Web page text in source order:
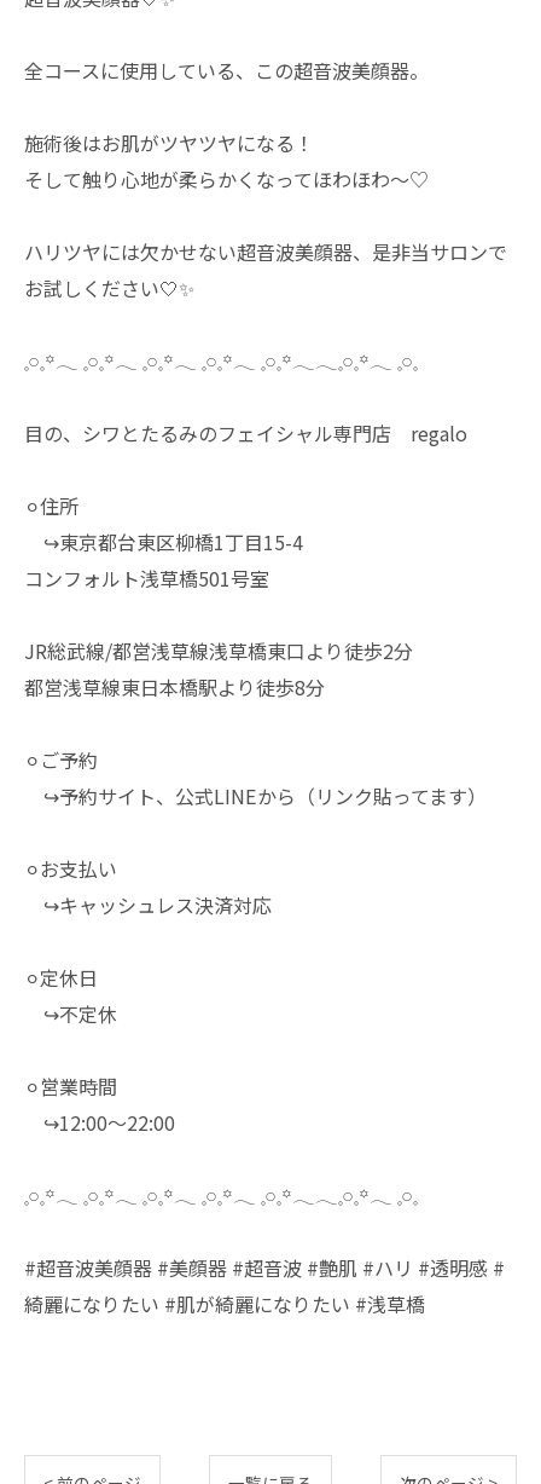
全コースに使用している、この超音波美顔器。
施術後はお肌がツヤツヤになる！
そして触り心地が柔らかくなってほわほわ〜♡
ハリツヤには欠かせない超音波美顔器、是非当サロンで
お試しください🤍✨
𓈒𓏸𓈒꙳𓂃 𓈒𓏸𓈒꙳𓂃 𓈒𓏸𓈒꙳𓂃 𓈒𓏸𓈒꙳𓂃 𓈒𓏸𓈒꙳𓂃𓂃𓈒𓏸𓈒꙳𓂃 𓈒𓏸𓈒
目の、シワとたるみのフェイシャル専門店 regalo
⚪︎住所
↪︎東京都台東区柳橋1丁目15-4
コンフォルト浅草橋501号室
JR総武線/都営浅草線浅草橋東口より徒歩2分
都営浅草線東日本橋駅より徒歩8分
⚪︎ご予約
↪︎予約サイト、公式LINEから（リンク貼ってます）
⚪︎お支払い
↪︎キャッシュレス決済対応
⚪︎定休日
↪︎不定休
⚪︎営業時間
↪︎12:00～22:00
𓈒𓏸𓈒꙳𓂃 𓈒𓏸𓈒꙳𓂃 𓈒𓏸𓈒꙳𓂃 𓈒𓏸𓈒꙳𓂃 𓈒𓏸𓈒꙳𓂃𓂃𓈒𓏸𓈒꙳𓂃 𓈒𓏸𓈒
#超音波美顔器 #美顔器 #超音波 #艶肌 #ハリ #透明感 #
綺麗になりたい #肌が綺麗になりたい #浅草橋